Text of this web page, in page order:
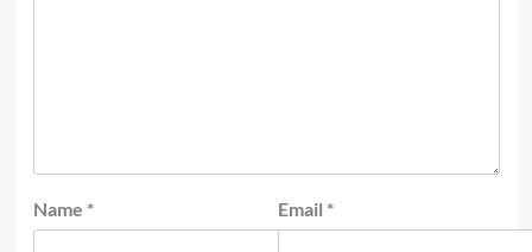
Name * Email *